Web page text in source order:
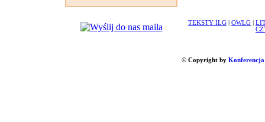
TEKSTY ILG OWLG
© Copyright by Konferencja